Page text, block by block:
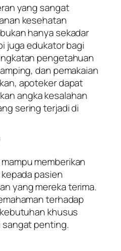
yang sangat
kesehatan
hanya sekadar
juga edukator bagi
pengetahuan
dan pemakaian
apoteker dapat
angka kesalahan
sering terjadi di
memberikan
pasien
yang mereka terima.
terhadap
khusus
sangat penting.